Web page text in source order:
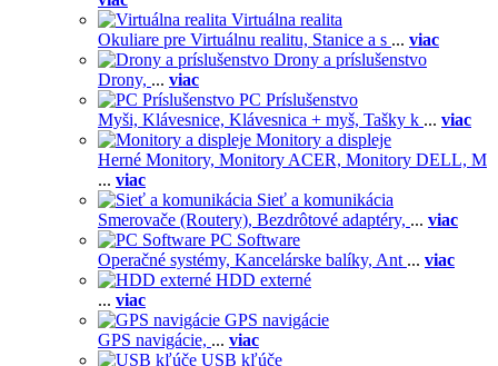
Virtuálna realita
Okuliare pre Virtuálnu realitu, Stanice a s ... viac
Drony a príslušenstvo
Drony, ... viac
PC Príslušenstvo
Myši, Klávesnice, Klávesnica + myš, Tašky k ... viac
Monitory a displeje
Herné Monitory, Monitory ACER, Monitory DELL, M
... viac
Sieť a komunikácia
Smerovače (Routery), Bezdrôtové adaptéry, ... viac
PC Software
Operačné systémy, Kancelárske balíky, Ant ... viac
HDD externé
... viac
GPS navigácie
GPS navigácie, ... viac
USB kľúče